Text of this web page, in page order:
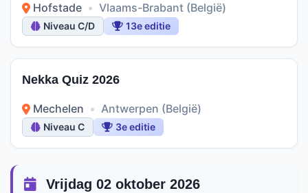
Hofstade • Vlaams-Brabant (België)
Niveau C/D 13e editie
Nekka Quiz 2026
Mechelen • Antwerpen (België)
Niveau C 3e editie
Vrijdag 02 oktober 2026